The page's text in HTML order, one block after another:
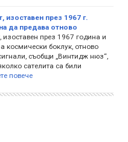
изоставен през 1967 г.
да предава отново
изоставен през 1967 година и
космически боклук, отново
съобщи „Винтидж нюз“,
сателита са били
повече